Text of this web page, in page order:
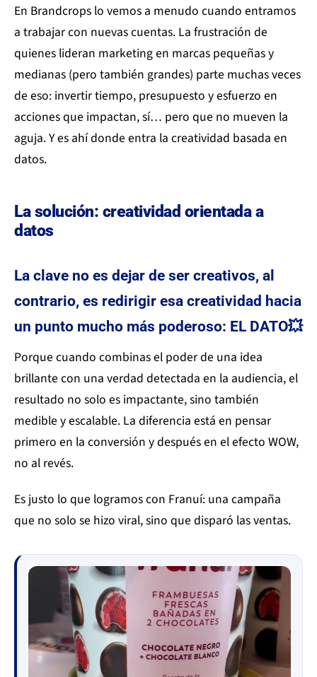
En Brandcrops lo vemos a menudo cuando entramos
a trabajar con nuevas cuentas. La frustración de
quienes lideran marketing en marcas pequeñas y
medianas (pero también grandes) parte muchas veces
de eso: invertir tiempo, presupuesto y esfuerzo en
acciones que impactan, sí… pero que no mueven la
aguja. Y es ahí donde entra la creatividad basada en
datos.
La solución: creatividad orientada a
datos
La clave no es dejar de ser creativos, al
contrario, es redirigir esa creatividad hacia
un punto mucho más poderoso: EL DATO💥
Porque cuando combinas el poder de una idea
brillante con una verdad detectada en la audiencia, el
resultado no solo es impactante, sino también
medible y escalable. La diferencia está en pensar
primero en la conversión y después en el efecto WOW,
no al revés.
Es justo lo que logramos con Franuí: una campaña
que no solo se hizo viral, sino que disparó las ventas.